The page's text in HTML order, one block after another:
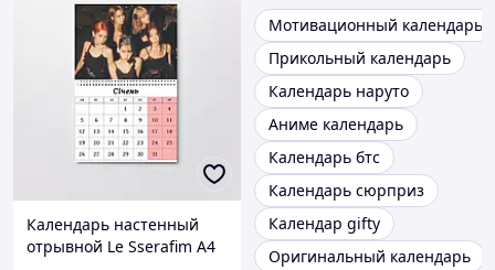
Календарь настенный
отрывной Le Sserafim А4
Мотивационный календарь
Прикольный календарь
Календарь наруто
Аниме календарь
Календарь бтс
Календарь сюрприз
Календар gifty
Оригинальный календарь